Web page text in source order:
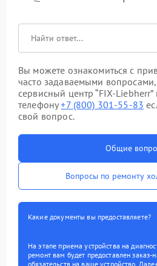
Вы можете ознакомиться с
часто задаваемыми
сервисный центр “FIX-
телефону+7 (800) 301-55-83
свой вопрос.
Общие
Вопросы по ремонту
Какие документы вы предоставляете?
На этапе приема устройства на
ремонт вам будет предоставлен заказ-
обязательств на ваше устройство.